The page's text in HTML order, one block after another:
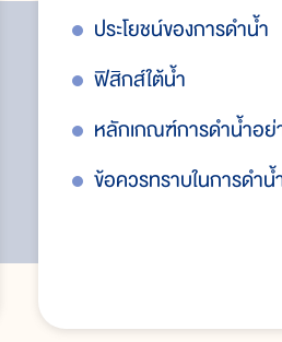
ประโยชน์ของการดำน้ำ
ฟิสิกส์ใต้น้ำ
หลักเกณฑ์การดำน้ำอ
ข้อควรทราบในการดำน้